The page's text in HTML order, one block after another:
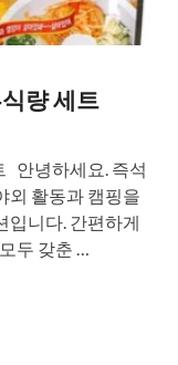
량 세트
안녕하세요. 즉석
외 활동과 캠핑을
입니다. 간편하게
두 갖춘 …